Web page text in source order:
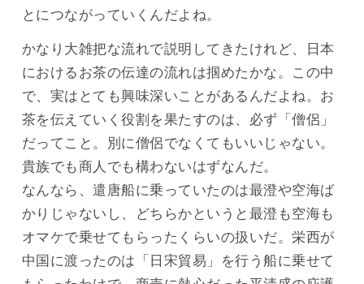
とにつながっていくんだよね。
かなり大雑把な流れで説明してきたけれど、日本
におけるお茶の伝達の流れは掴めたかな。この中
で、実はとても興味深いことがあるんだよね。お
茶を伝えていく役割を果たすのは、必ず「僧侶」
だってこと。別に僧侶でなくてもいいじゃない。
貴族でも商人でも構わないはずなんだ。
なんなら、遣唐船に乗っていたのは最澄や空海ば
かりじゃないし、どちらかというと最澄も空海も
オマケで乗せてもらったくらいの扱いだ。栄西が
中国に渡ったのは「日宋貿易」を行う船に乗せて